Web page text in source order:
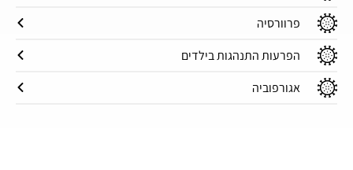
פרוורסיה
הפרעות התנהגות בילדים
אגורפוביה